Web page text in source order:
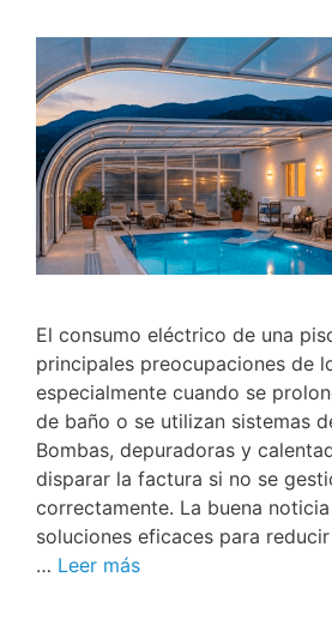
El consumo eléctrico de una
principales preocupaciones de
especialmente cuando se
de baño o se utilizan sistemas
Bombas, depuradoras y
disparar la factura si no se
correctamente. La buena
soluciones eficaces para
… Leer más